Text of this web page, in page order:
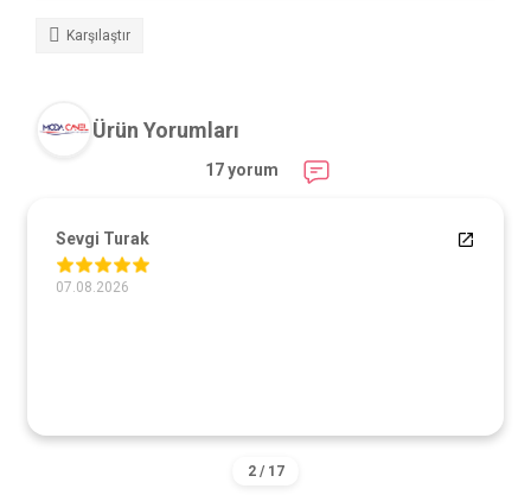
Karşılaştır
Ürün Yorumları
17 yorum
Sevgi Turak
07.08.2026